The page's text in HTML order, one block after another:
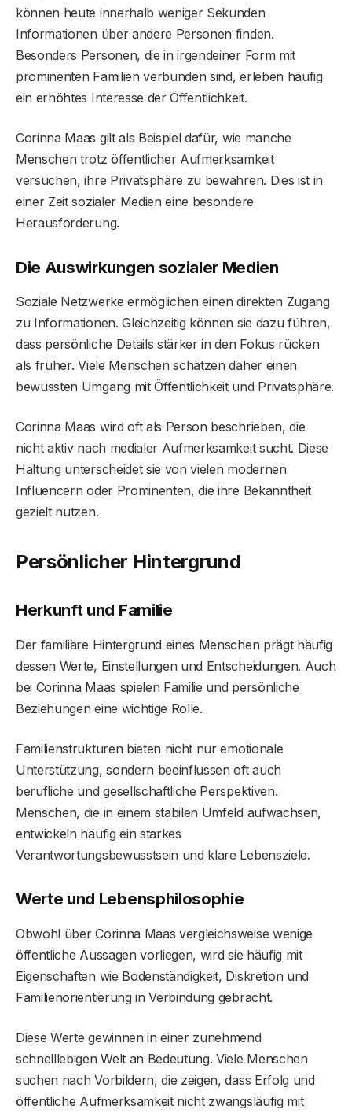
können heute innerhalb weniger Sekunden
Informationen über andere Personen finden.
Besonders Personen, die in irgendeiner Form mit
prominenten Familien verbunden sind, erleben häufig
ein erhöhtes Interesse der Öffentlichkeit.
Corinna Maas gilt als Beispiel dafür, wie manche
Menschen trotz öffentlicher Aufmerksamkeit
versuchen, ihre Privatsphäre zu bewahren. Dies ist in
einer Zeit sozialer Medien eine besondere
Herausforderung.
Die Auswirkungen sozialer Medien
Soziale Netzwerke ermöglichen einen direkten Zugang
zu Informationen. Gleichzeitig können sie dazu führen,
dass persönliche Details stärker in den Fokus rücken
als früher. Viele Menschen schätzen daher einen
bewussten Umgang mit Öffentlichkeit und Privatsphäre.
Corinna Maas wird oft als Person beschrieben, die
nicht aktiv nach medialer Aufmerksamkeit sucht. Diese
Haltung unterscheidet sie von vielen modernen
Influencern oder Prominenten, die ihre Bekanntheit
gezielt nutzen.
Persönlicher Hintergrund
Herkunft und Familie
Der familiäre Hintergrund eines Menschen prägt häufig
dessen Werte, Einstellungen und Entscheidungen. Auch
bei Corinna Maas spielen Familie und persönliche
Beziehungen eine wichtige Rolle.
Familienstrukturen bieten nicht nur emotionale
Unterstützung, sondern beeinflussen oft auch
berufliche und gesellschaftliche Perspektiven.
Menschen, die in einem stabilen Umfeld aufwachsen,
entwickeln häufig ein starkes
Verantwortungsbewusstsein und klare Lebensziele.
Werte und Lebensphilosophie
Obwohl über Corinna Maas vergleichsweise wenige
öffentliche Aussagen vorliegen, wird sie häufig mit
Eigenschaften wie Bodenständigkeit, Diskretion und
Familienorientierung in Verbindung gebracht.
Diese Werte gewinnen in einer zunehmend
schnelllebigen Welt an Bedeutung. Viele Menschen
suchen nach Vorbildern, die zeigen, dass Erfolg und
öffentliche Aufmerksamkeit nicht zwangsläufig mit